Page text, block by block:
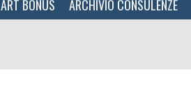
ART BONUS ARCHIVIO CONSULENZE